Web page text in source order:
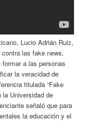
Lucio Adrián Ruiz,
las fake news.
a las personas
la veracidad de
titulada “Fake
la Universidad de
señaló que para
la educación y el